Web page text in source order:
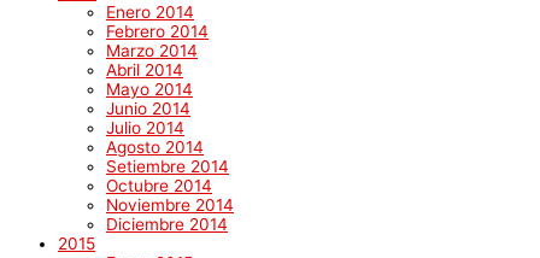
Enero 2014
Febrero 2014
Marzo 2014
Abril 2014
Mayo 2014
Junio 2014
Julio 2014
Agosto 2014
Setiembre 2014
Octubre 2014
Noviembre 2014
Diciembre 2014
2015